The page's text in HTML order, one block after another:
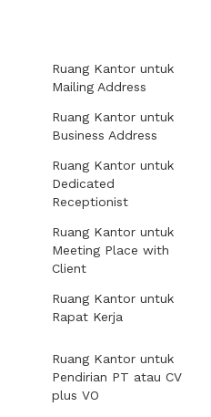
Ruang Kantor untuk
Mailing Address
Ruang Kantor untuk
Business Address
Ruang Kantor untuk
Dedicated
Receptionist
Ruang Kantor untuk
Meeting Place with
Client
Ruang Kantor untuk
Rapat Kerja
Ruang Kantor untuk
Pendirian PT atau CV
plus VO